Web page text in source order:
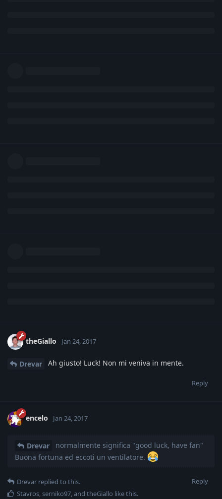
theGiallo Jan 24, 2017
Drevar Ah giusto! Luck! Non mi veniva in mente.
Reply
encelo Jan 24, 2017
Drevar
normalmente significa "good luck, have fan"
Buona fortuna ed eccoti un ventilatore.
Reply
Drevar replied to this.
Stavros,serniko97, and theGiallo like this.